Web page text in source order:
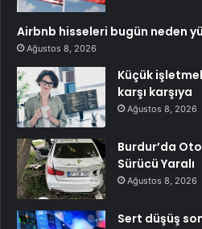
Airbnb hisseleri bugün neden
Ağustos 8, 2026
Küçük
karşı karşıya
Ağustos 8, 2026
Burdur’da
Sürücü Yaralı
Ağustos 8, 2026
Sert düşüş